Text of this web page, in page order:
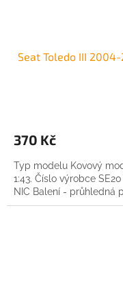
Seat Toledo III
370 Kč
Typ modelu Kovový
1:43. Číslo výrobce
NIC Balení - průhledná